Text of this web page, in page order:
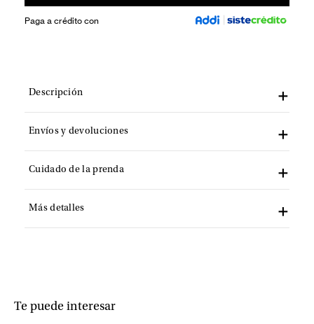
Paga a crédito con
Descripción
Envíos y devoluciones
Cuidado de la prenda
Más detalles
Te puede interesar